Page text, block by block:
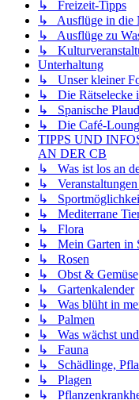
↳ Freizeit-Tipps
↳ Ausflüge in die
↳ Ausflüge zu
↳
Unterhaltung
↳ Unser kleiner
↳ Die Rätselecke
↳ Spanische
↳ Die Café-
TIPPS UND
AN DER CB
↳ Was ist los an
↳ Veranstaltungen
↳
↳ Mediterrane
↳ Flora
↳ Mein Garten in
↳ Rosen
↳ Obst & Gemüse
↳ Gartenkalender
↳ Was blüht in
↳ Palmen
↳ Was wächst
↳ Fauna
↳ Schädlinge,
↳ Plagen
↳